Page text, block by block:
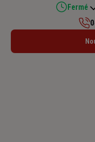
Fermé
Lundi